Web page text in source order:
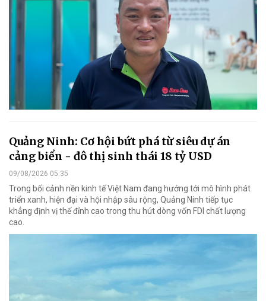
Quảng Ninh: Cơ hội bứt phá từ siêu dự án
cảng biển - đô thị sinh thái 18 tỷ USD
09/08/2026 05:35
Trong bối cảnh nền kinh tế Việt Nam đang hướng tới mô hình phát
triển xanh, hiện đại và hội nhập sâu rộng, Quảng Ninh tiếp tục
khẳng định vị thế đỉnh cao trong thu hút dòng vốn FDI chất lượng
cao.